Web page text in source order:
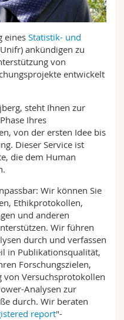
eines Statistik- und
ankündigen zu
von
entwickelt
steht Ihnen zur
Ihres
von der ersten Idee bis
Dieser Service ist
die dem Human
Wir können Sie
Ethikprotokollen,
und anderen
Wir führen
durch und verfassen
in Publikationsqualität,
Forschungszielen,
von Versuchsprotokollen
Analysen zur
durch. Wir beraten
report"-